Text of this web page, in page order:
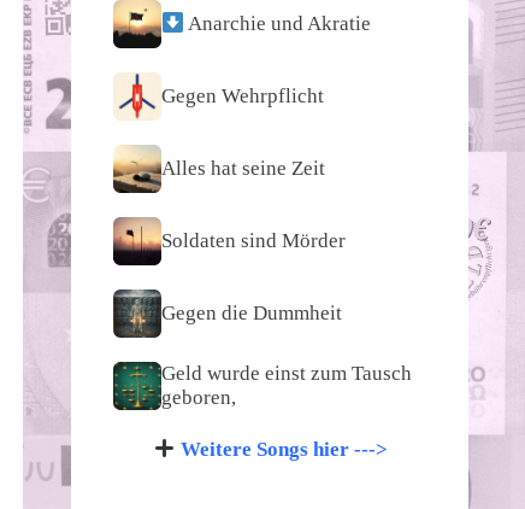
Anarchie und Akratie
Gegen Wehrpflicht
Alles hat seine Zeit
Soldaten sind Mörder
Gegen die Dummheit
Geld wurde einst zum Tausch
geboren,
Weitere Songs hier --->